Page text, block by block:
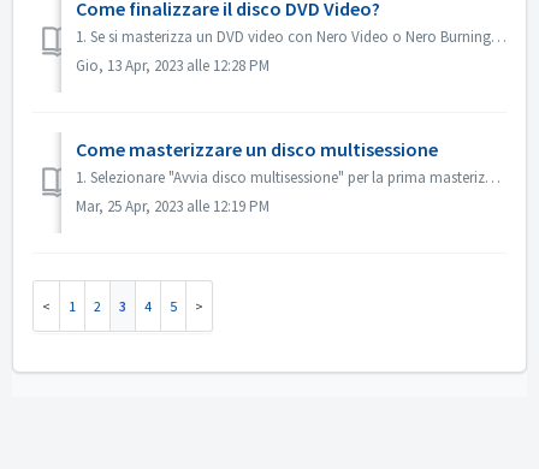
Come finalizzare il disco DVD Video?
1. Se si masterizza un DVD video con Nero Video o Nero Burning ROM, il disco verrà finalizzato automaticamente e potrà essere riprodotto sulla maggior parte...
Gio, 13 Apr, 2023 alle 12:28 PM
Come masterizzare un disco multisessione
1. Selezionare "Avvia disco multisessione" per la prima masterizzazione. 2. Inserire nuovamente il disco masterizzato. Selezionare "Con...
Mar, 25 Apr, 2023 alle 12:19 PM
1 2 3 4 5